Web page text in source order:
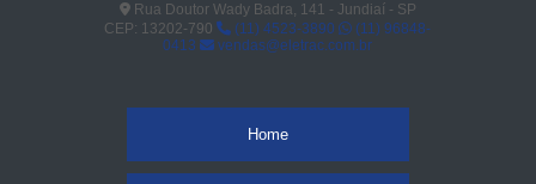
empilhadeiras hidráulicas paletrans Araras
empilhadeira retrátil paletrans Itu
Rua Doutor Wady Badra, 141 - Jundiaí - SP
CEP: 13202-790
(11) 4523-3890
(11) 96848-
0413
vendas@eletrac.com.br
Home